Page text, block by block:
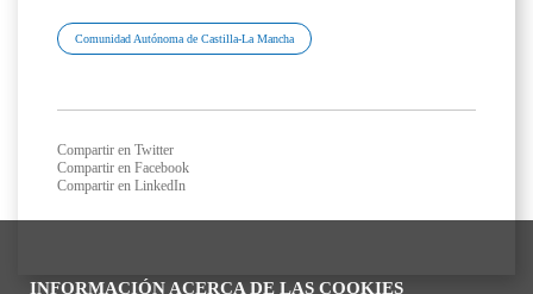
INFORMACIÓN ACERCA DE LAS COOKIES
Comunidad Autónoma de Castilla-La Mancha
Compartir en Twitter
Compartir en Facebook
Compartir en LinkedIn